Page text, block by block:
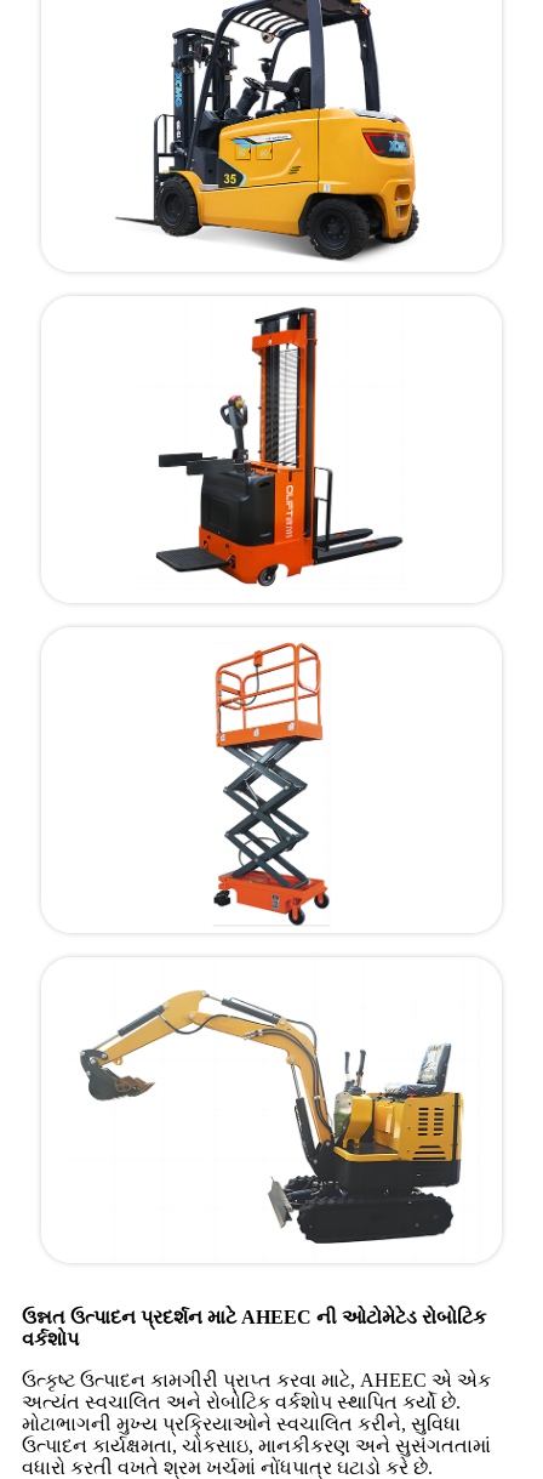
ઉન્નત ઉત્પાદન પ્રદર્શન માટે AHEEC ની ઓટોમેટેડ રોબોટિક
વર્કશોપ
ઉત્કૃષ્ટ ઉત્પાદન કામગીરી પ્રાપ્ત કરવા માટે, AHEEC એ એક
અત્યંત સ્વચાલિત અને રોબોટિક વર્કશોપ સ્થાપિત કર્યો છે.
મોટાભાગની મુખ્ય પ્રક્રિયાઓને સ્વચાલિત કરીને, સુવિધા
ઉત્પાદન કાર્યક્ષમતા, ચોકસાઇ, માનકીકરણ અને સુસંગતતામાં
વધારો કરતી વખતે શ્રમ ખર્ચમાં નોંધપાત્ર ઘટાડો કરે છે.